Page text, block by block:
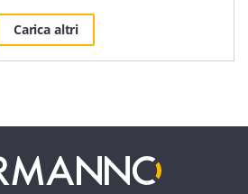
Carica altri